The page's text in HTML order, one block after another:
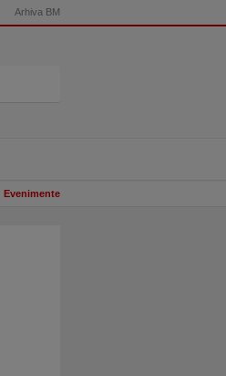
Arhiva BM
Evenimente